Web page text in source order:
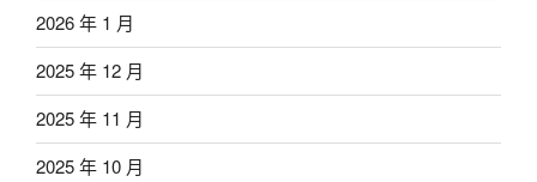
2026 年 1 月
2025 年 12 月
2025 年 11 月
2025 年 10 月